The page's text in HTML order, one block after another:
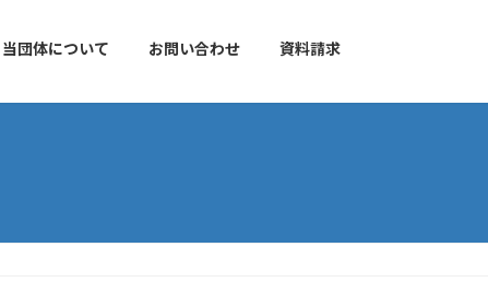
当団体について お問い合わせ 資料請求